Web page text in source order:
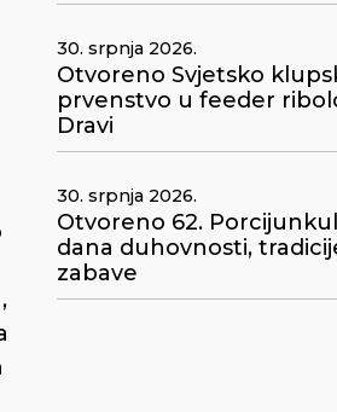
30. srpnja 2026.
Otvoreno Svjetsko
prvenstvo u feeder
Dravi
30. srpnja 2026.
Otvoreno 62.
dana duhovnosti,
zabave